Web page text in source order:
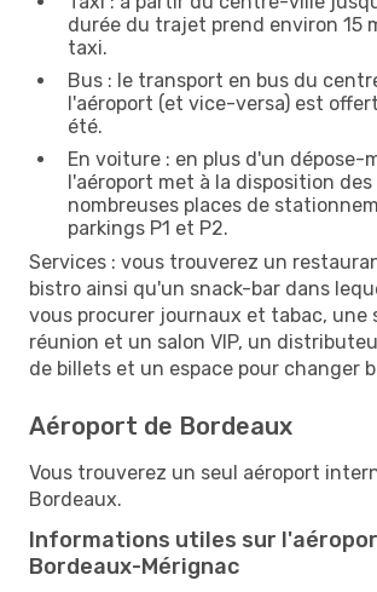
durée du trajet prend environ 15
taxi.
Bus : le transport en bus du
l'aéroport (et vice-versa) est
été.
En voiture : en plus d'un dépose-
l'aéroport met à la disposition
nombreuses places de
parkings P1 et P2.
Services : vous trouverez un
bistro ainsi qu'un snack-bar dans
vous procurer journaux et tabac, une
réunion et un salon VIP, un
de billets et un espace pour changer
Aéroport de Bordeaux
Vous trouverez un seul aéroport
Bordeaux.
Informations utiles sur
Bordeaux-Mérignac